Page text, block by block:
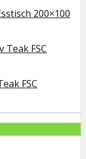
200×100
FSC